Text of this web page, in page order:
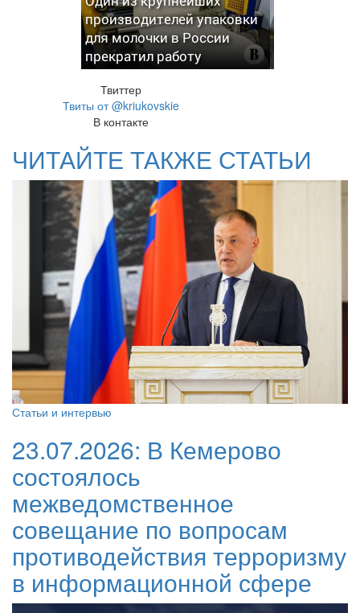
производителей упаковки
для молочки в России
прекратил работу
Твиттер
Твиты от @kriukovskie
В контакте
ЧИТАЙТЕ ТАКЖЕ СТАТЬИ
Статьи и интервью
23.07.2026: В Кемерово
состоялось
межведомственное
совещание по вопросам
противодействия терроризму
в информационной сфере